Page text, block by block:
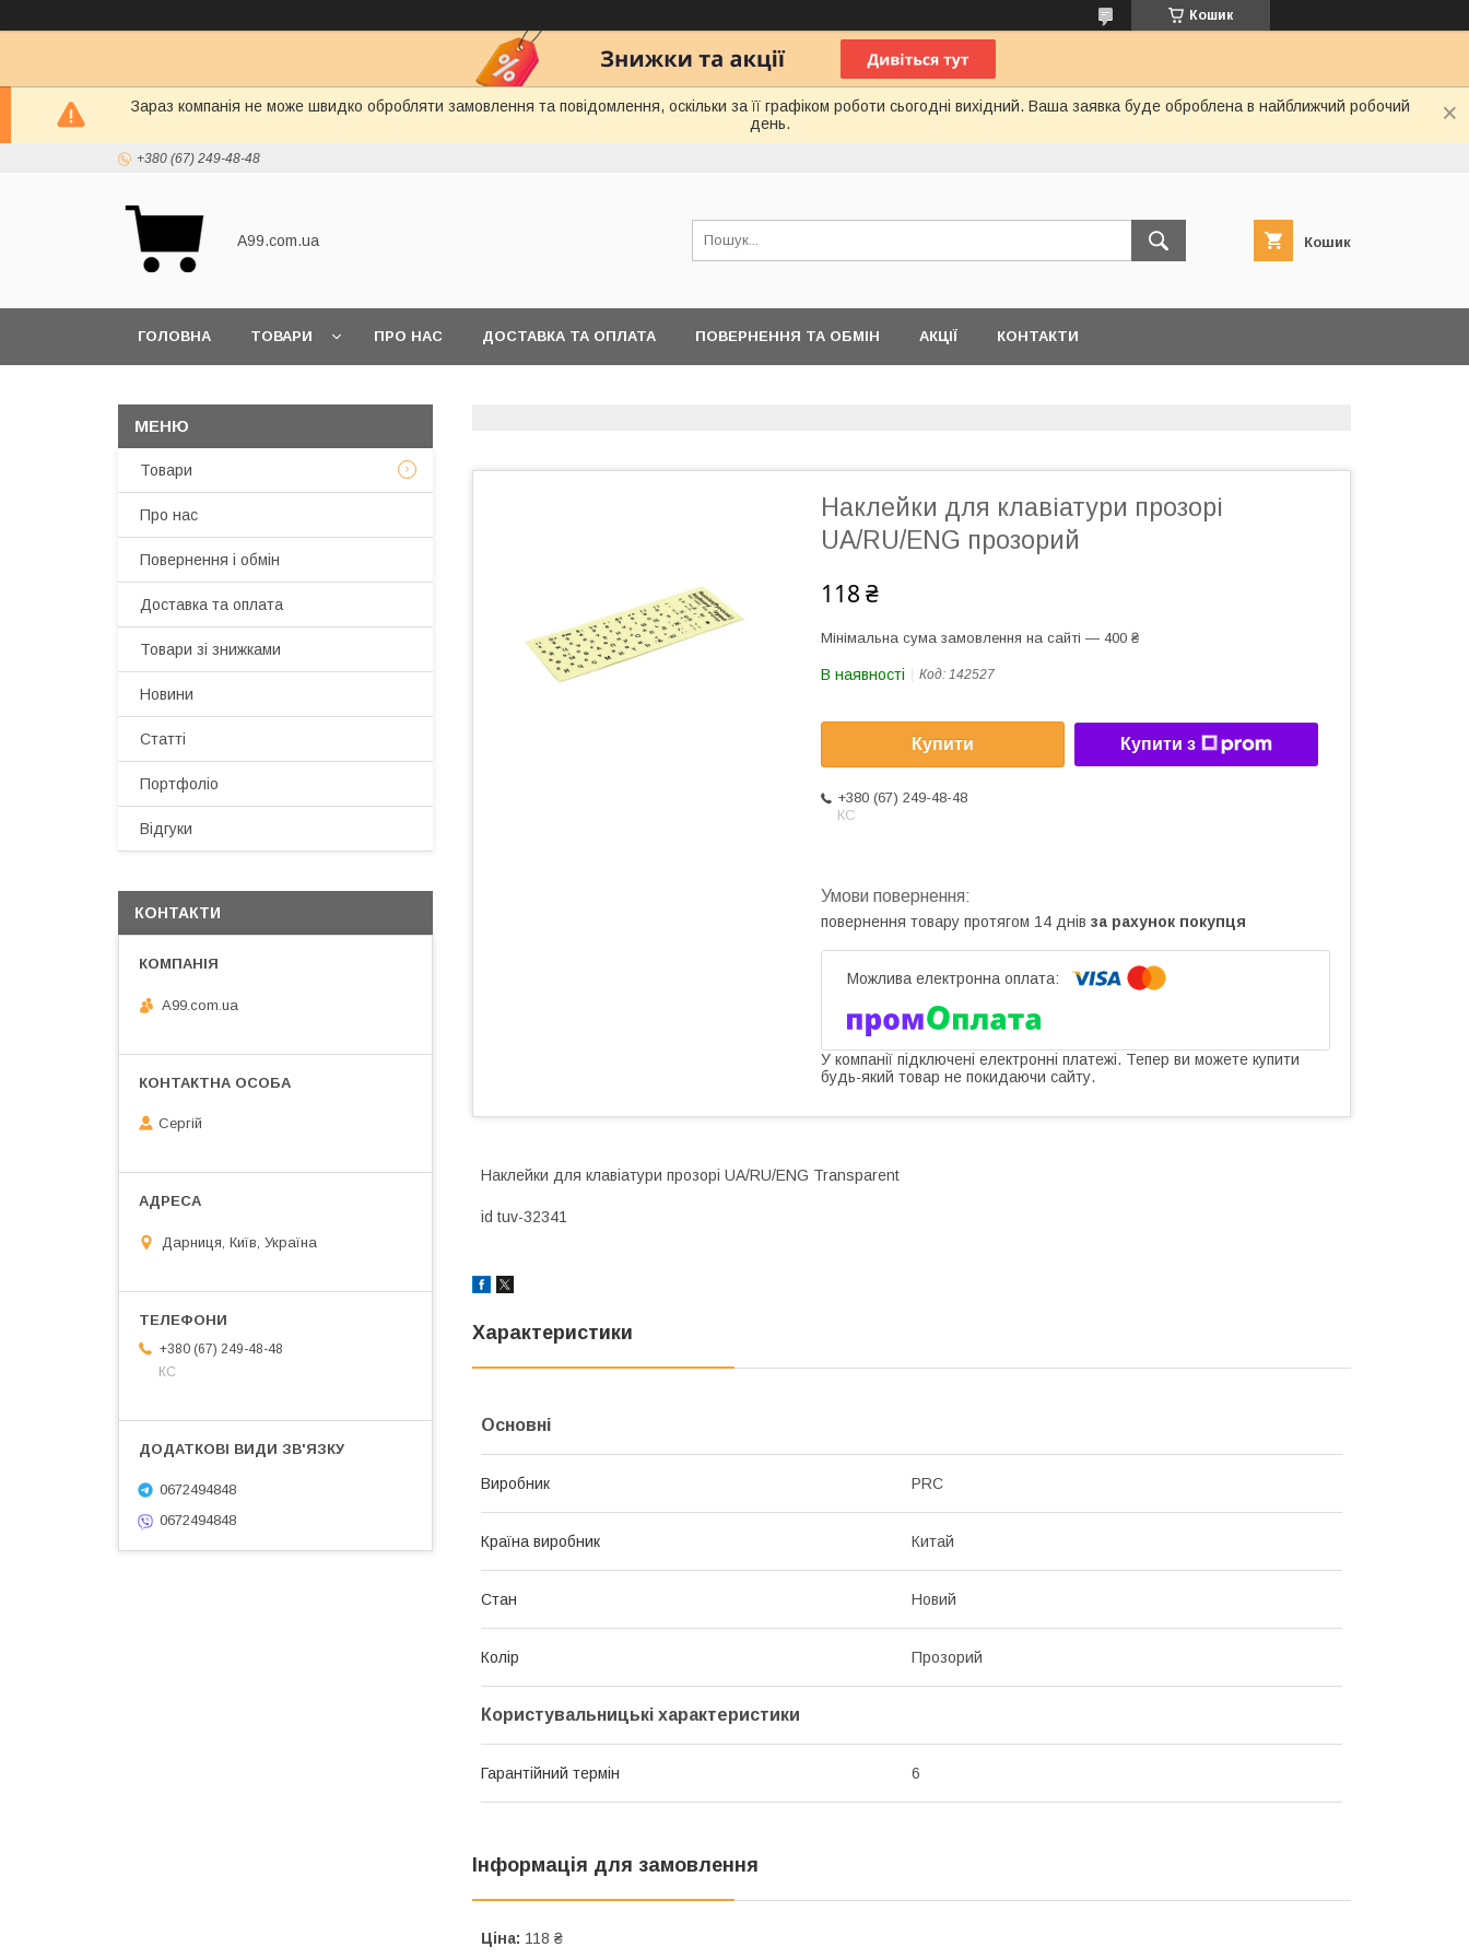
Кошик
Зараз компанія не може швидко обробляти замовлення та повідомлення, оскільки за її графіком роботи сьогодні вихідний. Ваша заявка буде оброблена в найближчий робочий
день.
+380 (67) 249-48-48
A99.com.ua Кошик
ГОЛОВНА ТОВАРИ ПРО НАС ДОСТАВКА ТА ОПЛАТА ПОВЕРНЕННЯ ТА ОБМІН АКЦІЇ КОНТАКТИ
Наклейки для клавіатури прозорі
UA/RU/ENG прозорий
118 ₴
Мінімальна сума замовлення на сайті — 400 ₴
В наявності Код: 142527
Купити Купити з
+380 (67) 249-48-48
КС
повернення товару протягом 14 днів за рахунок покупця
У компанії підключені електронні платежі. Тепер ви можете купити
будь-який товар не покидаючи сайту.
Наклейки для клавіатури прозорі UA/RU/ENG Transparent
id tuv-32341
Характеристики
Основні
Виробник PRC
Країна виробник Китай
Стан Новий
Колір Прозорий
Користувальницькі характеристики
Гарантійний термін 6
Інформація для замовлення
Ціна: 118 ₴
Товари
Про нас
Повернення і обмін
Доставка та оплата
Товари зі знижками
Новини
Статті
Портфоліо
Відгуки
КОНТАКТИ
A99.com.ua
Сергій
Дарниця, Київ, Україна
+380 (67) 249-48-48
КС
0672494848
0672494848